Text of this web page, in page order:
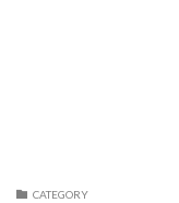
CATEGORY